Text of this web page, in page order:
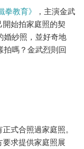
拳教育》
，主演金武
始拍家庭照的契
婚紗照，並好奇地
拍嗎？金武烈則回
式合照過家庭照。
求提供家庭照展